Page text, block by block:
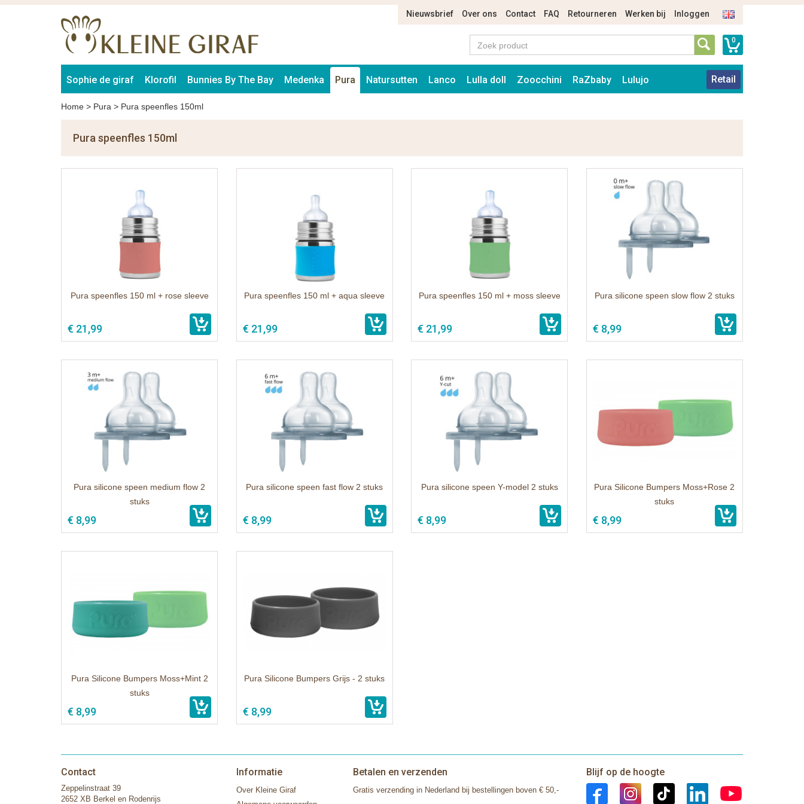
Nieuwsbrief Over ons Contact FAQ Retourneren Werken bij Inloggen
0
Sophie de giraf Klorofil Bunnies By The Bay Medenka Pura Natursutten Lanco Lulla doll Zoocchini RaZbaby Lulujo Retail
Home > Pura > Pura speenfles 150ml
Pura speenfles 150ml
Pura speenfles 150 ml + rose sleeve
€ 21,99
Pura speenfles 150 ml + aqua sleeve
€ 21,99
Pura speenfles 150 ml + moss sleeve
€ 21,99
Pura silicone speen slow flow 2 stuks
€ 8,99
Pura silicone speen medium flow 2
stuks
€ 8,99
Pura silicone speen fast flow 2 stuks
€ 8,99
Pura silicone speen Y-model 2 stuks
€ 8,99
Pura Silicone Bumpers Moss+Rose 2
stuks
€ 8,99
Pura Silicone Bumpers Moss+Mint 2
stuks
€ 8,99
Pura Silicone Bumpers Grijs - 2 stuks
€ 8,99
Contact
Zeppelinstraat 39
2652 XB Berkel en Rodenrijs
Informatie
Over Kleine Giraf
Betalen en verzenden
Gratis verzending in Nederland bij bestellingen boven € 50,-
Blijf op de hoogte